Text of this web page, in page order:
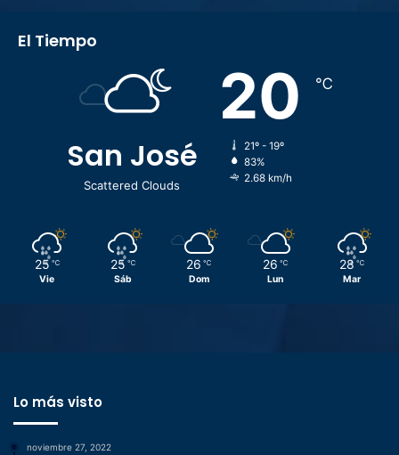
El Tiempo
San José
Scattered Clouds
20 ℃
21º - 19º
83%
2.68 km/h
25 ℃
Vie
25 ℃
Sáb
26 ℃
Dom
26 ℃
Lun
28 ℃
Mar
Lo más visto
noviembre 27, 2022